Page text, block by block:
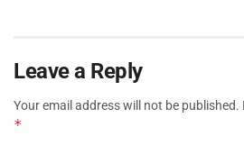
Leave a Reply
Your email address will not be published.
*